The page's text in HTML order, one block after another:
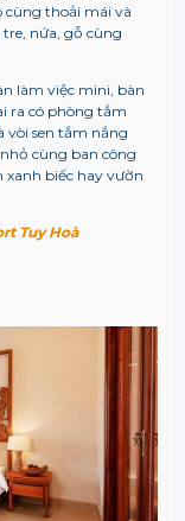
thoải mái và
nứa, gỗ cùng
làm việc mini, bàn
ra có phòng tắm
vòi sen tắm nắng
cùng ban công
biếc hay vườn
Tuy Hoà